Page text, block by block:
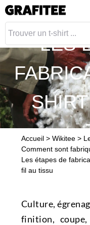
LES
Accueil > Wikitee >
Comment sont
Les étapes de
fil au tissu
Culture,
finition,